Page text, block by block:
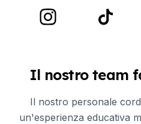
Il nostro team
Il nostro personale
un'esperienza educativa